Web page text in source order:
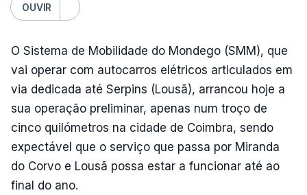
OUVIR
O Sistema de Mobilidade do Mondego (SMM), que
vai operar com autocarros elétricos articulados em
via dedicada até Serpins (Lousã), arrancou hoje a
sua operação preliminar, apenas num troço de
cinco quilómetros na cidade de Coimbra, sendo
expectável que o serviço que passa por Miranda
do Corvo e Lousã possa estar a funcionar até ao
final do ano.